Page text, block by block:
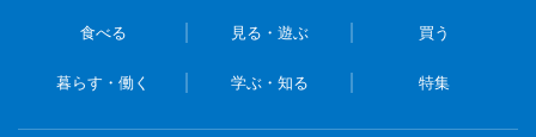
食べる 見る・遊ぶ 買う
暮らす・働く 学ぶ・知る 特集